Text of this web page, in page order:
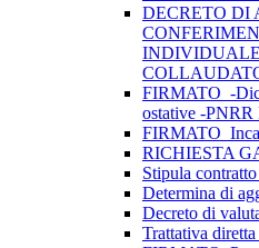
DECRETO DI
INDIVIDUALE
FIRMATO_-
ostative -PNRR
RICHIESTA
Stipula
Determina di
Decreto di
Trattativa